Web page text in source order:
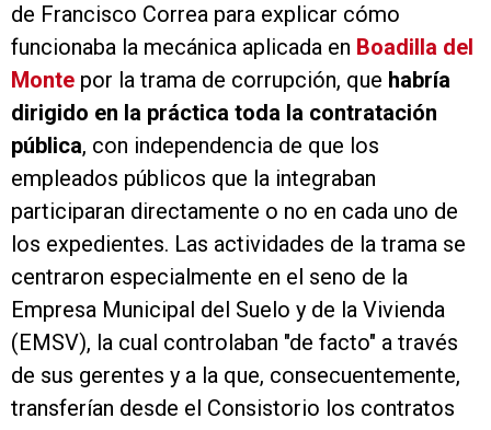
de Francisco Correa para explicar cómo
funcionaba la mecánica aplicada en Boadilla del
Monte por la trama de corrupción, que habría
dirigido en la práctica toda la contratación
pública, con independencia de que los
empleados públicos que la integraban
participaran directamente o no en cada uno de
los expedientes. Las actividades de la trama se
centraron especialmente en el seno de la
Empresa Municipal del Suelo y de la Vivienda
(EMSV), la cual controlaban "de facto" a través
de sus gerentes y a la que, consecuentemente,
transferían desde el Consistorio los contratos